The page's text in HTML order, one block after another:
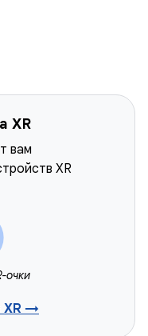
XR
вам
XR
очки
XR →